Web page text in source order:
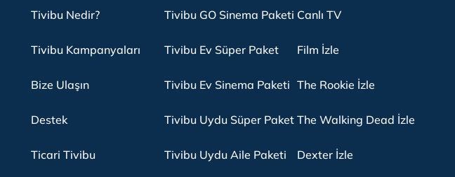
Tivibu Nedir?
Tivibu Kampanyaları
Bize Ulaşın
Destek
Ticari Tivibu
Tivibu GO Sinema Paketi
Tivibu Ev Süper Paket
Tivibu Ev Sinema Paketi
Tivibu Uydu Süper Paket
Tivibu Uydu Aile Paketi
Canlı TV
Film İzle
The Rookie İzle
The Walking Dead İzle
Dexter İzle